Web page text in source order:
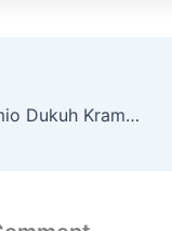
Sewa Hiace Premio Dukuh Kramat Jati Jakarta Timur